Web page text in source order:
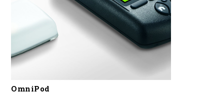
OmniPod